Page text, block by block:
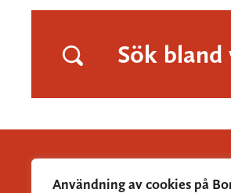
Användning av cookies på
Sök bland